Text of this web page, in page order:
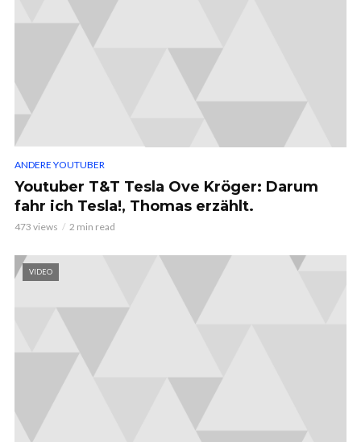
ANDERE YOUTUBER
Youtuber T&T Tesla Ove Kröger: Darum
fahr ich Tesla!, Thomas erzählt.
473 views 2 min read
VIDEO